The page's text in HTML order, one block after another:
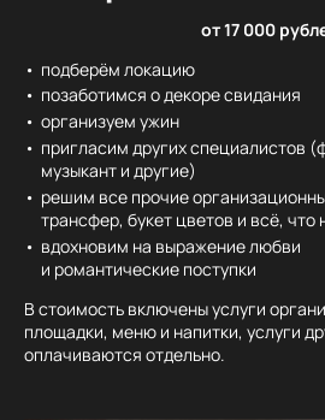
от 17 000
подберём локацию
позаботимся о декоре свидания
организуем ужин
пригласим других специалистов
музыкант и другие)
решим все прочие
трансфер, букет цветов и всё, что
вдохновим на выражение любви
и романтические поступки
В стоимость включены услуги
площадки, меню и напитки, услуги
оплачиваются отдельно.